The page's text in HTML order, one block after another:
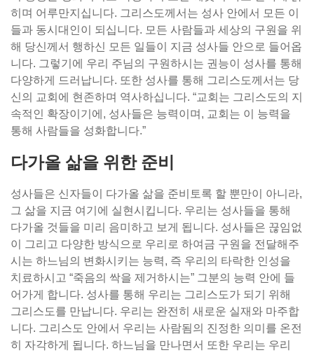
히며 어루만지십니다. 그리스도께서는 성사 안에서 모든 이
들과 동시대인이 되십니다. 모든 사람들과 세상의 구원을 위
해 당신께서 행하신 모든 일들이 지금 성사들 안으로 들어옵
니다. 그렇기에 우리 주님의 구원하시는 권능이 성사를 통해
다양하게 드러납니다. 또한 성사를 통해 그리스도께서는 당
신의 교회에 현존하며 역사하십니다. “교회는 그리스도의 지
속적인 확장이기에, 성사들은 능력이며, 교회는 이 능력을
통해 사람들을 성화합니다.”
다가올 삶을 위한 준비
성사들은 신자들이 다가올 삶을 준비토록 할 뿐만이 아니라,
그 삶을 지금 여기에 실현시킵니다. 우리는 성사들을 통해
다가올 것들을 미리 음미하고 보게 됩니다. 성사들은 끊임없
이 그리고 다양한 방식으로 우리로 하여금 구원을 전달해주
시는 하느님의 변화시키는 능력, 즉 우리의 타락한 인성을
치료하시고 “죽음의 싹을 제거하시는” 그분의 능력 안에 들
어가게 합니다. 성사를 통해 우리는 그리스도가 되기 위해
그리스도를 만납니다. 우리는 완전히 새로운 실재와 마주합
니다. 그리스도 안에서 우리는 사람됨의 진정한 의미를 온전
히 자각하게 됩니다. 하느님을 만나면서 또한 우리는 우리